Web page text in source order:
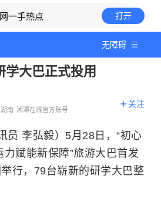
一手热点 打开
无障碍
学大巴正式投用
湖南 湘潭在线官方账号
关注
员 李弘毅）5月28日，“初心
赋能新保障”旅游大巴首发
行，79台崭新的研学大巴整